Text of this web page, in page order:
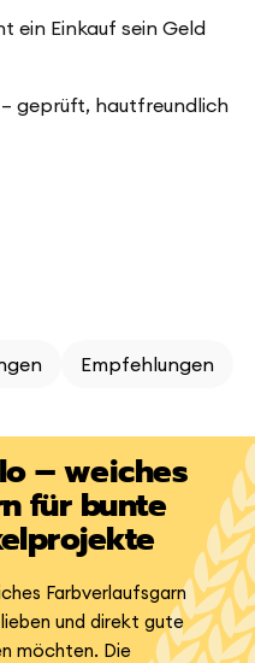
ein Einkauf sein Geld
geprüft, hautfreundlich
Empfehlungen
– weiches
für bunte
Farbverlaufsgarn
und direkt gute
möchten. Die